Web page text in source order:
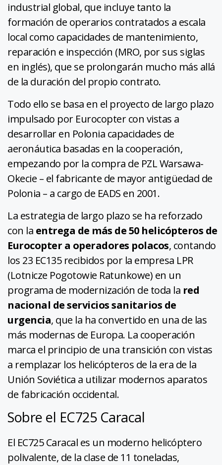
industrial global, que incluye tanto la
formación de operarios contratados a escala
local como capacidades de mantenimiento,
reparación e inspección (MRO, por sus siglas
en inglés), que se prolongarán mucho más allá
de la duración del propio contrato.
Todo ello se basa en el proyecto de largo plazo
impulsado por Eurocopter con vistas a
desarrollar en Polonia capacidades de
aeronáutica basadas en la cooperación,
empezando por la compra de PZL Warsawa-
Okecie – el fabricante de mayor antigüedad de
Polonia – a cargo de EADS en 2001.
La estrategia de largo plazo se ha reforzado
con la entrega de más de 50 helicópteros de
Eurocopter a operadores polacos, contando
los 23 EC135 recibidos por la empresa LPR
(Lotnicze Pogotowie Ratunkowe) en un
programa de modernización de toda la red
nacional de servicios sanitarios de
urgencia, que la ha convertido en una de las
más modernas de Europa. La cooperación
marca el principio de una transición con vistas
a remplazar los helicópteros de la era de la
Unión Soviética a utilizar modernos aparatos
de fabricación occidental.
Sobre el EC725 Caracal
El EC725 Caracal es un moderno helicóptero
polivalente, de la clase de 11 toneladas,